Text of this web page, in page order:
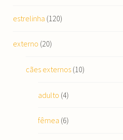
estrelinha (120)
externo (20)
cães externos(10)
adulto (4)
fêmea (6)